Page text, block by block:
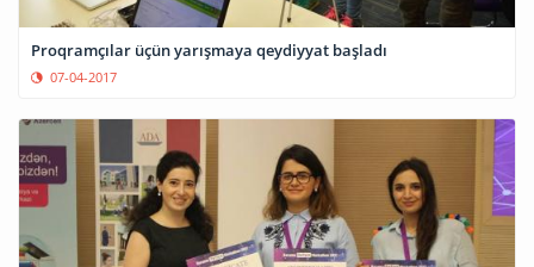
Proqramçılar üçün yarışmaya qeydiyyat başladı
07-04-2017